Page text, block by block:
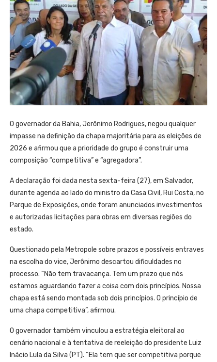
O governador da Bahia, Jerônimo Rodrigues, negou qualquer
impasse na definição da chapa majoritária para as eleições de
2026 e afirmou que a prioridade do grupo é construir uma
composição “competitiva” e “agregadora”.
A declaração foi dada nesta sexta-feira (27), em Salvador,
durante agenda ao lado do ministro da Casa Civil, Rui Costa, no
Parque de Exposições, onde foram anunciados investimentos
e autorizadas licitações para obras em diversas regiões do
estado.
Questionado pela Metropole sobre prazos e possíveis entraves
na escolha do vice, Jerônimo descartou dificuldades no
processo. “Não tem travacança. Tem um prazo que nós
estamos aguardando fazer a coisa com dois princípios. Nossa
chapa está sendo montada sob dois princípios. O princípio de
uma chapa competitiva”, afirmou.
O governador também vinculou a estratégia eleitoral ao
cenário nacional e à tentativa de reeleição do presidente Luiz
Inácio Lula da Silva (PT). “Ela tem que ser competitiva porque